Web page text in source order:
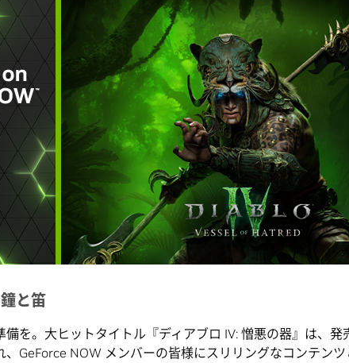
週、Battle.net との新しい連携機能がメンバー
が追加
は、大好評の『ディアブロIV: 憎悪の器』ダウンロード
回入手可能な 6 本の新作ゲームのうちの 1 本として、悪魔
す。
NOW
はまた、ゲーム ライブラリ同期機能を Battle.net ア
りの Blizzard ゲームをシームレスにクラウド ストリーミン
と笛
備を。大ヒットタイトル『ディアブロ IV: 憎悪の器』は、
、GeForce NOW メンバーの皆様にスリリングなコンテン